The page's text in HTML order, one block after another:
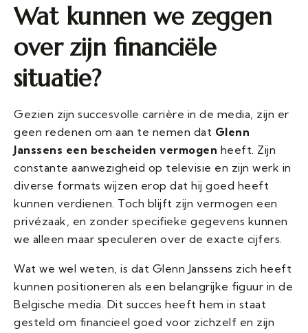
Wat kunnen we zeggen
over zijn financiële
situatie?
Gezien zijn succesvolle carrière in de media, zijn er
geen redenen om aan te nemen dat Glenn
Janssens een bescheiden vermogen heeft. Zijn
constante aanwezigheid op televisie en zijn werk in
diverse formats wijzen erop dat hij goed heeft
kunnen verdienen. Toch blijft zijn vermogen een
privézaak, en zonder specifieke gegevens kunnen
we alleen maar speculeren over de exacte cijfers.
Wat we wel weten, is dat Glenn Janssens zich heeft
kunnen positioneren als een belangrijke figuur in de
Belgische media. Dit succes heeft hem in staat
gesteld om financieel goed voor zichzelf en zijn